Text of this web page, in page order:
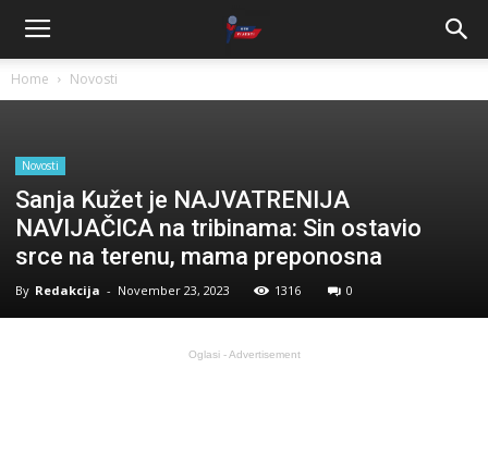
Home Novosti
Novosti
Sanja Kužet je NAJVATRENIJA
NAVIJAČICA na tribinama: Sin ostavio
srce na terenu, mama preponosna
By Redakcija - November 23, 2023 1316 0
Oglasi - Advertisement